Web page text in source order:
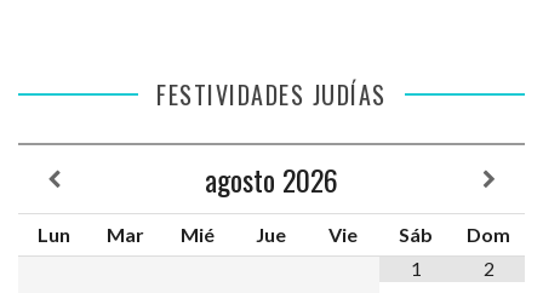
FESTIVIDADES JUDÍAS
agosto 2026
Lun Mar Mié Jue Vie Sáb
Dom
1
2